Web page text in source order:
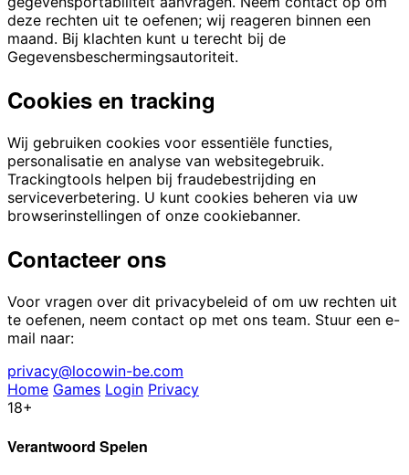
deze rechten uit te oefenen; wij reageren binnen een
maand. Bij klachten kunt u terecht bij de
Gegevensbeschermingsautoriteit.
Cookies en tracking
Wij gebruiken cookies voor essentiële functies,
personalisatie en analyse van websitegebruik.
Trackingtools helpen bij fraudebestrijding en
serviceverbetering. U kunt cookies beheren via uw
browserinstellingen of onze cookiebanner.
Contacteer ons
Voor vragen over dit privacybeleid of om uw rechten uit
te oefenen, neem contact op met ons team. Stuur een e-
mail naar:
privacy@locowin-be.com
Home Games Login Privacy
18+
Verantwoord Spelen